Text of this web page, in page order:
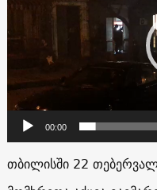
00:00
თბილისში 22